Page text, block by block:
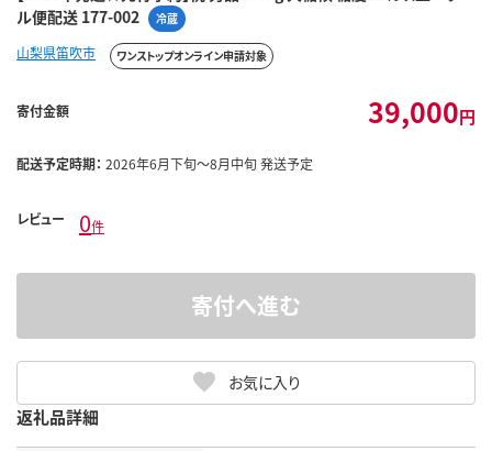
ル便配送 177-002
冷蔵
山梨県笛吹市 ワンストップオンライン申請対象
寄付金額 39,000円
配送予定時期： 2026年6月下旬～8月中旬 発送予定
レビュー 0件
お気に入り
寄付へ進む
返礼品詳細